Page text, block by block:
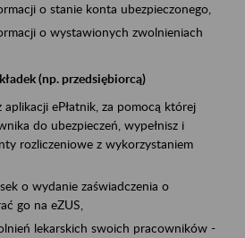
o stanie konta ubezpieczonego,
o wystawionych zwolnieniach
(np. przedsiębiorcą)
aplikacji ePłatnik, za pomocą której
do ubezpieczeń, wypełnisz i
rozliczeniowe z wykorzystaniem
o wydanie zaświadczenia o
go na eZUS,
lekarskich swoich pracowników -